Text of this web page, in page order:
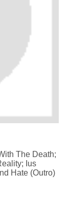
The Death;
Ius
Hate (Outro)